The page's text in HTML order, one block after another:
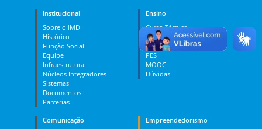
Institucional
Sobre o IMD
Histórico
Função Social
Equipe
Infraestrutura
Núcleos Integradores
Sistemas
Documentos
Parcerias
Ensino
Curso Técnico
Graduação
Pós-graduação
PES
MOOC
Dúvidas
Comunicação
Empreendedorismo